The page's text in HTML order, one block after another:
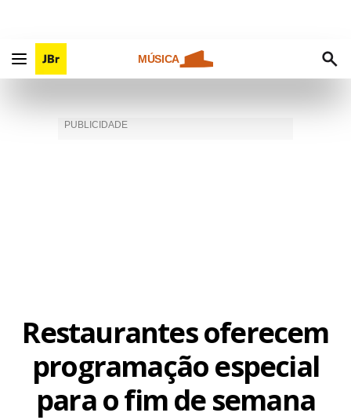
MÚSICA
Restaurantes oferecem
programação especial
para o fim de semana